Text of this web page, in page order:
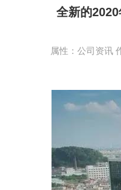
全新的
属性：公司资讯